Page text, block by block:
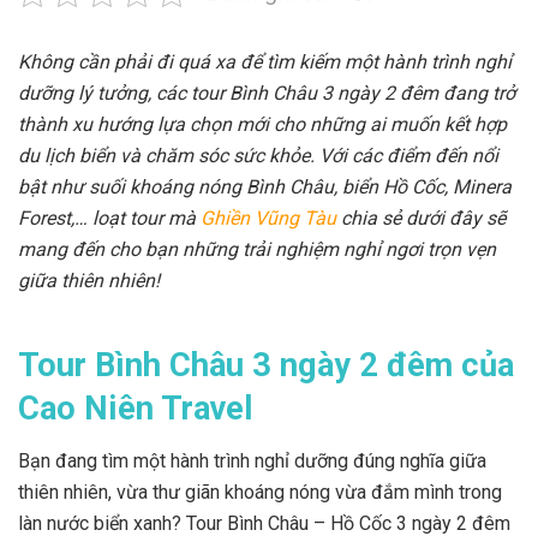
Không cần phải đi quá xa để tìm kiếm một hành trình nghỉ
dưỡng lý tưởng, các tour Bình Châu 3 ngày 2 đêm đang trở
thành xu hướng lựa chọn mới cho những ai muốn kết hợp
du lịch biển và chăm sóc sức khỏe. Với các điểm đến nổi
bật như suối khoáng nóng Bình Châu, biển Hồ Cốc, Minera
Forest,… loạt tour mà Ghiền Vũng Tàuchia sẻ dưới đây sẽ
mang đến cho bạn những trải nghiệm nghỉ ngơi trọn vẹn
giữa thiên nhiên!
Tour Bình Châu 3 ngày 2 đêm của
Cao Niên Travel
Bạn đang tìm một hành trình nghỉ dưỡng đúng nghĩa giữa
thiên nhiên, vừa thư giãn khoáng nóng vừa đắm mình trong
làn nước biển xanh? Tour Bình Châu – Hồ Cốc 3 ngày 2 đêm